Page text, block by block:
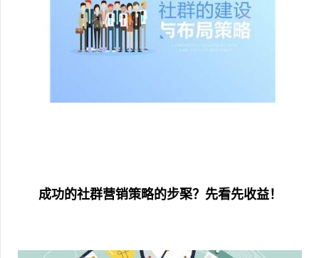
成功的社群营销策略的步棸？先看先收益！